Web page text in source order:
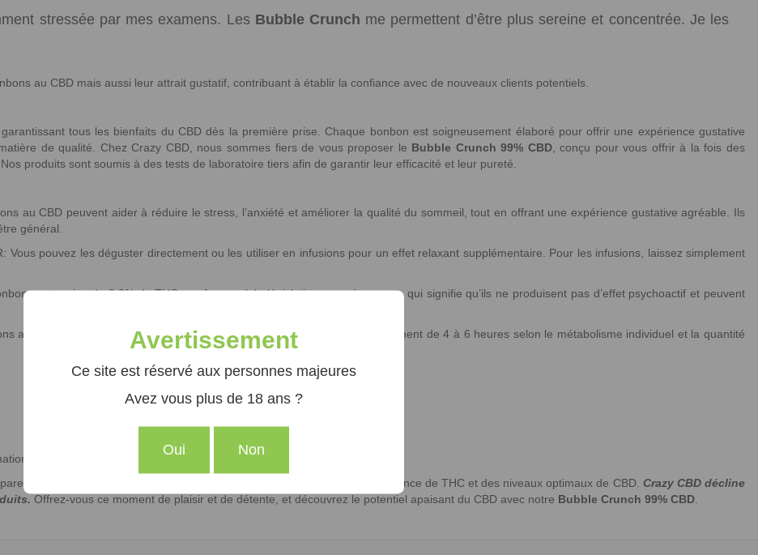
stressée par mes examens. Les Bubble Crunch me permettent d’être plus sereine et concentrée. Je les
au CBD mais aussi leur attrait gustatif, contribuant à établir la confiance avec de nouveaux clients potentiels.
tous les bienfaits du CBD dès la première prise. Chaque bonbon est soigneusement élaboré pour offrir une expérience gustative
de qualité. Chez Crazy CBD, nous sommes fiers de vous proposer le Bubble Crunch 99% CBD, conçu pour vous offrir à la fois des
produits sont soumis à des tests de laboratoire tiers afin de garantir leur efficacité et leur pureté.
au CBD peuvent aider à réduire le stress, l’anxiété et améliorer la qualité du sommeil, tout en offrant une expérience gustative agréable. Ils
général.
Vous pouvez les déguster directement ou les utiliser en infusions pour un effet relaxant supplémentaire. Pour les infusions, laissez simplement
ont moins de 0,2% de THC, conformes à la législation européenne, ce qui signifie qu’ils ne produisent pas d’effet psychoactif et peuvent
au CBD peuvent varier d’une personne à l’autre, mais ils durent généralement de 4 à 6 heures selon le métabolisme individuel et la quantité
en infusions ou en vaporisation.
et de qualité, soutenu par des analyses rigoureuses garantissant l’absence de THC et des niveaux optimaux de CBD. Crazy CBD décline
Offrez-vous ce moment de plaisir et de détente, et découvrez le potentiel apaisant du CBD avec notre Bubble Crunch 99% CBD
Avertissement
Ce site est réservé aux personnes majeures
Avez vous plus de 18 ans ?
Oui Non